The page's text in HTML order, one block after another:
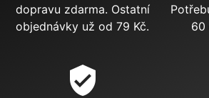
dopravu zdarma. Ostatní
objednávky už od 79 Kč.
60
verified_user